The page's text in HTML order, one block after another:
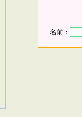
名前：